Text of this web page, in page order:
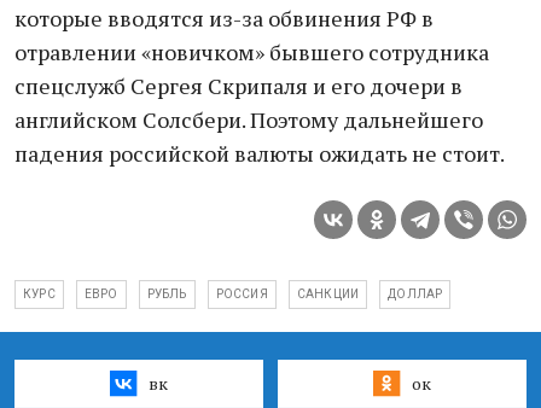
которые вводятся из-за обвинения РФ в
отравлении «новичком» бывшего сотрудника
спецслужб Сергея Скрипаля и его дочери в
английском Солсбери. Поэтому дальнейшего
падения российской валюты ожидать не стоит.
КУРС ЕВРО РУБЛЬ РОССИЯ САНКЦИИ ДОЛЛАР
вк ок